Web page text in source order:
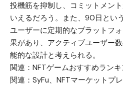
投機筋を抑制し、コミットメン
いえるだろう。また、90日とい
ユーザーに定期的なプラットフ
果があり、アクティブユーザー
能的な設計と考えられる。
関連： NFTゲームおすすめラン
関連： SyFu、NFTマーケットプ